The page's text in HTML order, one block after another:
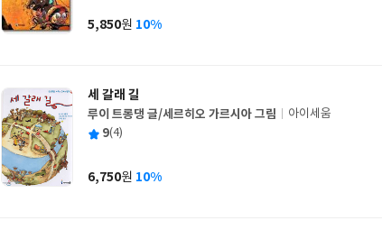
사
가
5,850원 10%
세 갈래 길
글
쓴
루이 트롱댕 글/세르히오 가르시아 그림
출
사
아이세움
평 9(4)
가
6,750원 10%